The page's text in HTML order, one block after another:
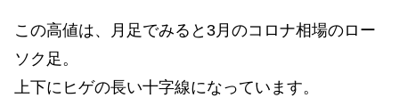
この高値は、月足でみると3月のコロナ相場のロー
ソク足。
上下にヒゲの長い十字線になっています。